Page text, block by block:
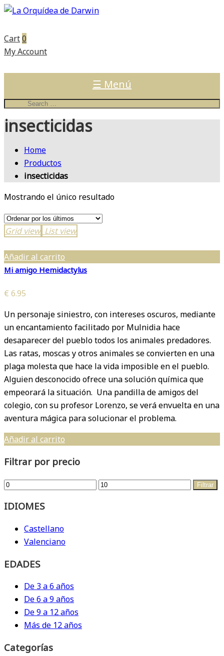
Cart0
My Account
☰ Menú
insecticidas
Home
Productos
insecticidas
Mostrando el único resultado
Grid view List view
Añadir al carrito
Mi amigo Hemidactylus
€ 6.95
Un personaje siniestro, con intereses oscuros, mediante
un encantamiento facilitado por Mulnidia hace
desaparecer del pueblo todos los animales predadores.
Las ratas, moscas y otros animales se convierten en una
plaga molesta que hace la vida imposible en el pueblo.
Alguien desconocido ofrece una solución química que
empeorará la situación. Una pandilla de amigos del
colegio, con su profesor Lorenzo, se verá envuelta en una
aventura mágica para solucionar el problema.
Añadir al carrito
Filtrar por precio
Precio
Precio
Filtrar
IDIOMES
Castellano
Valenciano
EDADES
De 3 a 6 años
De 6 a 9 años
De 9 a 12 años
Más de 12 años
Categorías